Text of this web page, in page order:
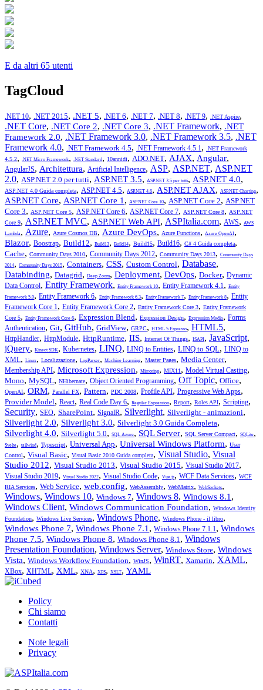
E da altri 65 utenti
TagCloud
.NET 10, .NET 2015, .NET 5, .NET 6, .NET 7, .NET 8, .NET 9, .NET Aspire,
.NET Core, .NET Core 2, .NET Core 3, .NET Framework, .NET
Framework 2.0, .NET Framework 3.0, .NET Framework 3.5, .NET
Framework 4.0, .NET Framework 4.5, .NET Framework 4.5.1 ,
.NET Framework
4.5.2, .NET Micro Framework, .NET Standard , 10annidi, ADO.NET, AJAX, Angular,
AngularJS, Architettura, Artificial Intelligence, ASP, ASP.NET, ASP.NET
2.0, ASP.NET 2.0 per tutti, ASP.NET 3.5, ASP.NET 3.5 per tutti, ASP.NET 4.0,
ASP.NET 4.0 Guida completa, ASP.NET 4.5, ASP.NET 4.6, ASP.NET AJAX, ASP.NET Charting,
ASP.NET Core, ASP.NET Core 1 , ASP.NET Core 10, ASP.NET Core 2, ASP.NET
Core 3, ASP.NET Core 5, ASP.NET Core 6, ASP.NET Core 7, ASP.NET Core 8, ASP.NET
Core 9, ASP.NET MVC, ASP.NET Web API, ASPItalia.com, AWS,
AWS
Lambda , Azure, Azure Cosmos DB, Azure DevOps, Azure Functions, Azure OpenAI,
Blazor, Boostrap, Build12, Build13, Build14, Build15, Build16, C# 4 Guida completa,
Cache, Community Days 2010, Community Days 2012, Community Days 2013, Community Days
2014, Community Days 2015, Containers, CSS, Custom Control, Database,
Databinding, Datagrid, Deep Zoom, Deployment, DevOps, Docker, Dynamic
Data Control, Entity Framework, Entity Framework 10, Entity Framework 4.1 , Entity
Framework 5.0, Entity Framework 6, Entity Framework 6.3, Entity Framework 7, Entity Framework 8, Entity
Framework Core 1 , Entity Framework Core 2, Entity Framework Core 3, Entity Framework
Core 5, Entity Framework Core 6, Expression Blend, Expression Design, Expression Media , Forms
Authentication, Git, GitHub, GridView, GRPC, HTML 5 Espresso, HTML5,
HttpHandler, HttpModule, HttpRuntime, IIS, Internet Of Things, ISAPI, JavaScript,
jQuery, Kinect SDK, Kubernetes, LINQ, LINQ to Entities, LINQ to SQL, LINQ to
XML, Linux, Localizzazione, LogParser, Machine Learning, Master Pages, Media Center,
Membership API, Microsoft Expression, Mirroring, MIX11 , Model Virtual Casting,
Mono, MySQL, NHibernate, Object Oriented Programming, Off Topic, Office,
OpenAI, ORM, Parallel FX, Pattern, PDC 2008, Profile API, Progressive Web Apps,
Provider Model, React, Real Code Day 6, Regular Expression, Report, Roles API, Scripting,
Security, SEO, SharePoint, SignalR, Silverlight, Silverlight - animazioni,
Silverlight 2.0, Silverlight 3.0, Silverlight 3.0 Guida Completa,
Silverlight 4.0, Silverlight 5.0, SQL Azure, SQL Server, SQL Server Compact, SQLite,
Svelte, tailwind , Typescript, Universal App, Universal Windows Platform, User
Control, Visual Basic, Visual Basic 2010 Guida completa, Visual Studio, Visual
Studio 2012, Visual Studio 2013, Visual Studio 2015, Visual Studio 2017,
Visual Studio 2019, Visual Studio 2022, Visual Studio Code, Vue.js, WCF Data Services, WCF
RIA Services, Web Service, web.config, WebAssembly, WebMatrix, WebSockets,
Windows, Windows 10, Windows 7, Windows 8, Windows 8.1 ,
Windows Client, Windows Communication Foundation, Windows Identity
Foundation, Windows Live Services, Windows Phone, Windows Phone - il libro,
Windows Phone 7, Windows Phone 7.1 , Windows Phone 7.1.1 , Windows
Phone 7.5, Windows Phone 8, Windows Phone 8.1 , Windows
Presentation Foundation, Windows Server, Windows Store, Windows
Vista, Windows Workflow Foundation, WinJS, WinRT, Xamarin, XAML,
XBox, XHTML, XML, XNA, XPS, XSLT, YAML
Policy
Chi siamo
Contatti
Note legali
Privacy